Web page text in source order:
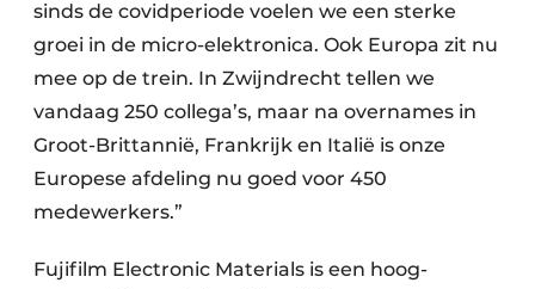
sinds de covidperiode voelen we een sterke
groei in de micro-elektronica. Ook Europa zit nu
mee op de trein. In Zwijndrecht tellen we
vandaag 250 collega’s, maar na overnames in
Groot-Brittannië, Frankrijk en Italië is onze
Europese afdeling nu goed voor 450
medewerkers.”
Fujifilm Electronic Materials is een hoog­